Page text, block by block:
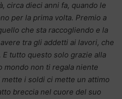
circa dieci anni fa, quando le
per la prima volta. Premio a
che sta raccogliendo e la
tra gli addetti ai lavori, che
tutto questo solo grazie alla
mondo non ti regala niente
i soldi ci mette un attimo
breccia nel cuore del suo